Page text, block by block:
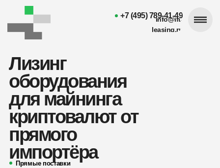
+7 (495) 789-41-49
info@ift-
leasing.ru
Лизинг
оборудования
для майнинга
криптовалют от
прямого
импортёра
Прямые поставки